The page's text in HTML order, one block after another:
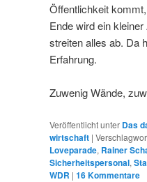
Öffentlichkeit
Ende wird ein
streiten alles ab. Da
Erfahrung.
Zuwenig Wände,
Veröffentlicht unter Das
wirtschaft |
Loveparade, Rainer
Sicherheitspersonal,
WDR | 16Kommentare